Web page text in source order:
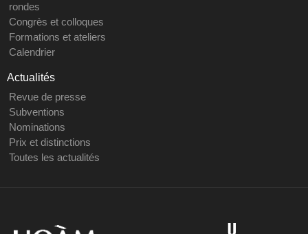
rondes
Congrès et colloques
Formations et ateliers
Calendrier
Actualités
Revue de presse
Subventions
Nominations
Prix et distinctions
Toutes les actualités